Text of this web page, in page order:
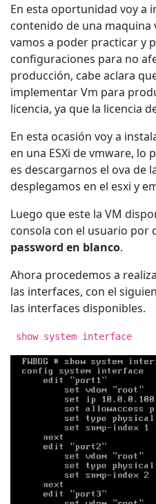
En esta oportunidad voy a
contenido de una
vamos a poder practicar y
configuraciones para no
producción, cabe aclara
implementar Vm para
licencia, ya que la licencia
En esta ocasión voy a
en una ESXi de vmware,
es descargarnos el ova de
desplegamos en el esxi y
Luego que este la VM
consola con el usuario por
password en blanco.
Ahora procedemos a
las interfaces, con el
las interfaces disponibles.
show system interface